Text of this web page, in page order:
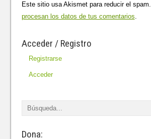
Este sitio usa Akismet para reducir el spam.
procesan los datos de tus comentarios.
Acceder / Registro
Registrarse
Acceder
Dona: